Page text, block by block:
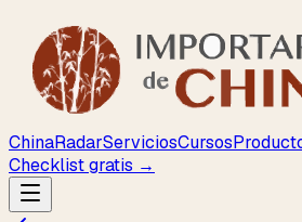
ChinaRadarServiciosCursos
Checklist gratis →